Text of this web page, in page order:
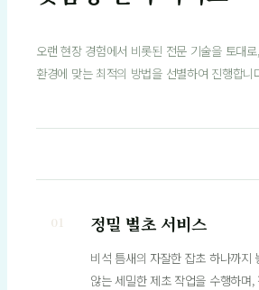
오랜 현장 경험에서 비롯된 전문 기술을 토대
환경에 맞는 최적의 방법을 선별하여 진행합니
01 정밀 벌초 서비스
비석 틈새의 자잘한 잡초 하나까지
않는 세밀한 제초 작업을 수행하며,